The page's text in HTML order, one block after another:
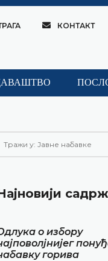
КОНТАКТ
о избору
горива